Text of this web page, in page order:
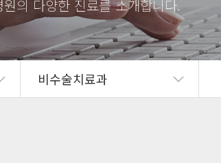
내과
도수재활센터
완쾌 스토리
고객의 소리
자주 묻는 질문(FAQ)
의
비수술치료과